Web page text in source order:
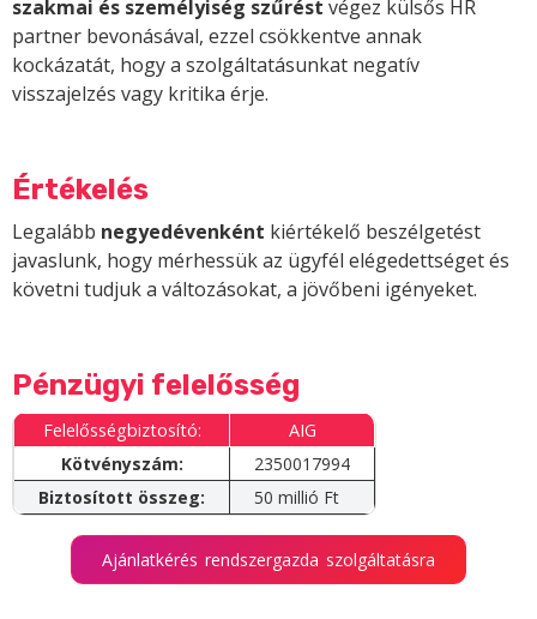
szakmai és személyiség szűrést végez külsős HR
partner bevonásával, ezzel csökkentve annak
kockázatát, hogy a szolgáltatásunkat negatív
visszajelzés vagy kritika érje.
Értékelés
Legalább negyedévenként kiértékelő beszélgetést
javaslunk, hogy mérhessük az ügyfél elégedettséget és
követni tudjuk a változásokat, a jövőbeni igényeket.
Pénzügyi felelősség
Felelősségbiztosító:
AIG
Kötvényszám:
2350017994
Biztosított összeg:
50 millió Ft
Ajánlatkérés rendszergazda szolgáltatásra